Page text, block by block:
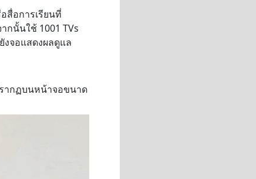
สื่อการเรียนที่
กนั้นใช้ 1001 TVs
จอแสดงผลดูแล
ากฏบนหน้าจอขนาด